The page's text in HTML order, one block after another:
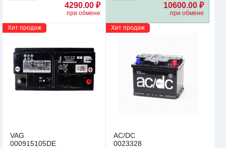
4290.00 ₽
при обмене
10600.00 ₽
при обмене
Хит продаж
VAG
000915105DE
Хит продаж
AC/DC
0023328